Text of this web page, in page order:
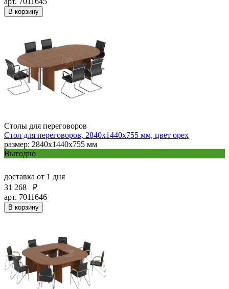
В корзину
Столы для переговоров
Стол для переговоров, 2840х1440х755 мм, цвет орех
размер: 2840х1440х755 мм
Выгодно
доставка от 1 дня
31 268
₽
арт. 7011646
В корзину